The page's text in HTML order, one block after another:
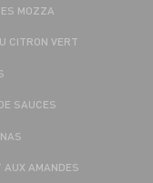
MOZZA
CITRON VERT
SAUCES
AMANDES